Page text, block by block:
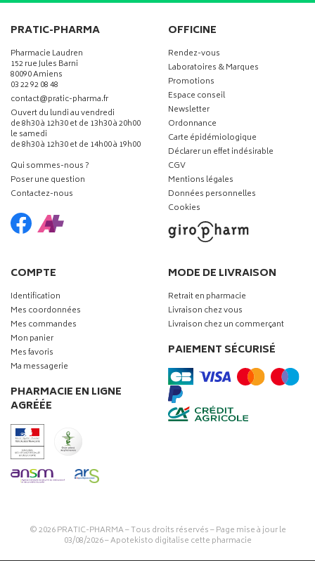
PRATIC-PHARMA
Pharmacie Laudren
152 rue Jules Barni
80090 Amiens
03 22 92 08 48
contact-
@-
pratic-pharma.fr
Ouvert du lundi au vendredi
de 8h30 à 12h30 et de 13h30 à 20h00
le samedi
de 8h30 à 12h30 et de 14h00 à 19h00
Qui sommes-nous ?
Poser une question
Contactez-nous
OFFICINE
Rendez-vous
Laboratoires & Marques
Promotions
Espace conseil
Newsletter
Ordonnance
Carte épidémiologique
Déclarer un effet indésirable
CGV
Mentions légales
Données personnelles
Cookies
COMPTE
Identification
Mes coordonnées
Mes commandes
Mon panier
Mes favoris
Ma messagerie
PHARMACIE EN LIGNE
AGRÉÉE
MODE DE LIVRAISON
Retrait en pharmacie
Livraison chez vous
Livraison chez un commerçant
PAIEMENT SÉCURISÉ
© 2026PRATIC-PHARMA– Tous droits réservés – Page mise à jour le
03/08/2026 –Apotekisto digitalise cette pharmacie